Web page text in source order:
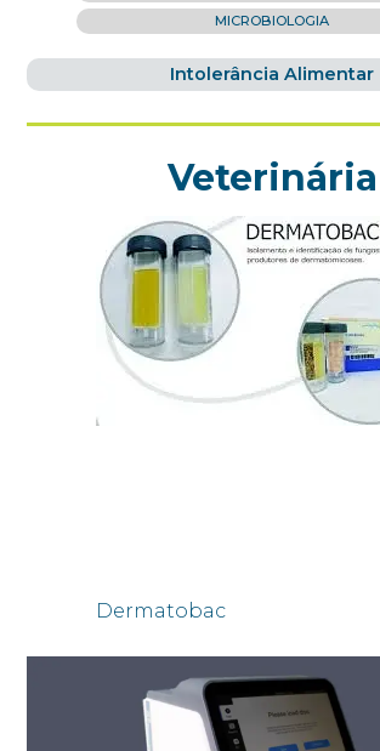
MICROBIOLOGIA
Intolerância Alimentar
Veterinária
Dermatobac